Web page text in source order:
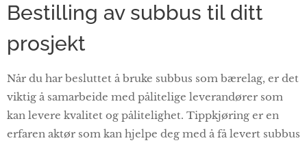
Bestilling av subbus til ditt
prosjekt
Når du har besluttet å bruke subbus som bærelag, er det
viktig å samarbeide med pålitelige leverandører som
kan levere kvalitet og pålitelighet. Tippkjøring er en
erfaren aktør som kan hjelpe deg med å få levert subbus